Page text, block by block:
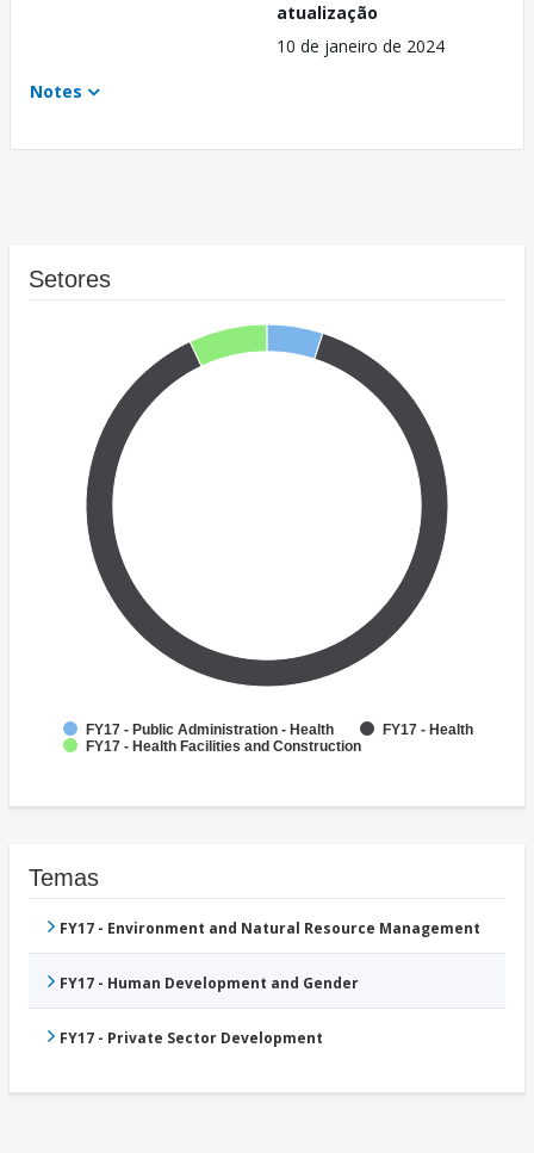
atualização
10 de janeiro de 2024
Notes
Setores
FY17 - Public Administration - Health
FY17 - Health
FY17 - Health Facilities and Construction
Temas
FY17 - Environment and Natural Resource Management
FY17 - Human Development and Gender
FY17 - Private Sector Development